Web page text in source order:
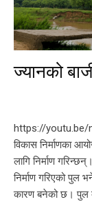
ज्यानको
https://youtu.be/
विकास निर्माणका
लागि निर्माण
निर्माण गरिएको पुल
कारण बनेको छ। पुल